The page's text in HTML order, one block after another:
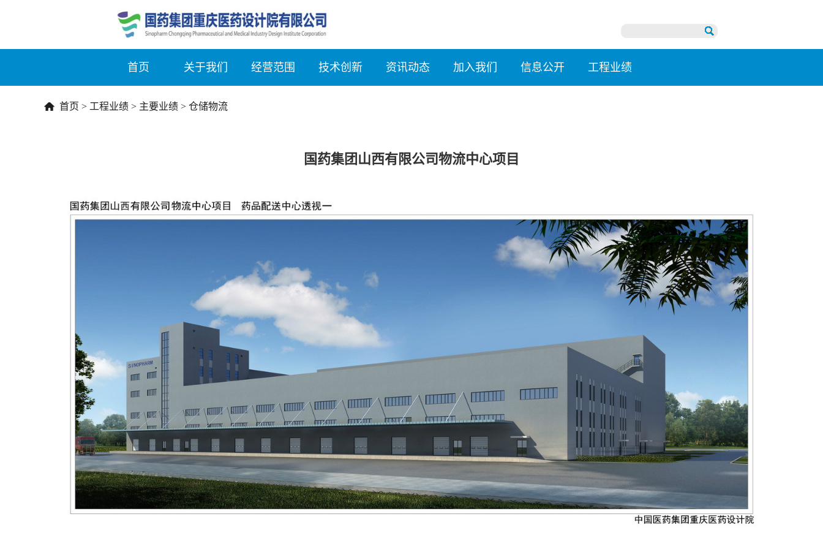
首页 关于我们 经营范围 技术创新 资讯动态 加入我们 信息公开 工程业绩
首页 > 工程业绩 > 主要业绩 > 仓储物流
国药集团山西有限公司物流中心项目